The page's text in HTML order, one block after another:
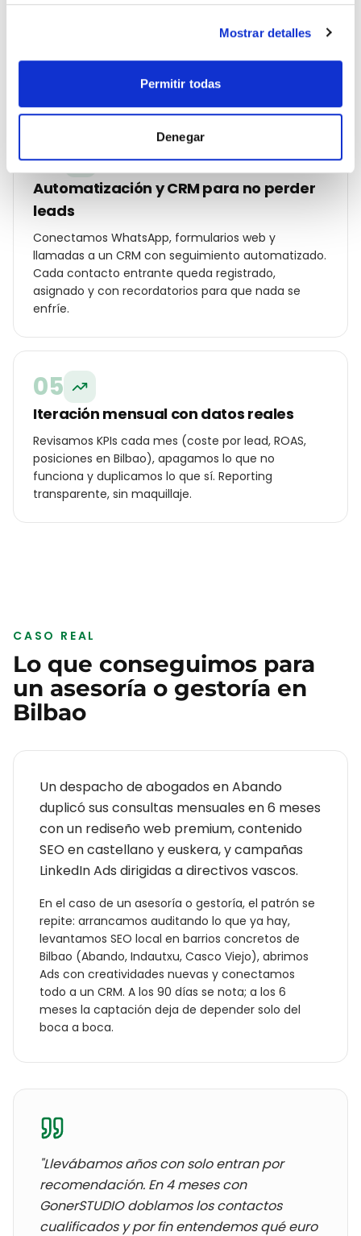
Mostrar detalles
Permitir todas
Denegar
Lanzamos Google Ads por código postal, Meta Ads
optimización on-page y ficha de Google Business
Profile con fotos, posts y reseñas reales.
04
Automatización y CRM para no perder
leads
Conectamos WhatsApp, formularios web y
llamadas a un CRM con seguimiento automatizado.
Cada contacto entrante queda registrado,
asignado y con recordatorios para que nada se
enfríe.
05
Iteración mensual con datos reales
Revisamos KPIs cada mes (coste por lead, ROAS,
posiciones en Bilbao), apagamos lo que no
funciona y duplicamos lo que sí. Reporting
transparente, sin maquillaje.
CASO REAL
Lo que conseguimos para
un asesoría o gestoría en
Bilbao
Un despacho de abogados en Abando
duplicó sus consultas mensuales en 6 meses
con un rediseño web premium, contenido
SEO en castellano y euskera, y campañas
LinkedIn Ads dirigidas a directivos vascos.
En el caso de un asesoría o gestoría, el patrón se
repite: arrancamos auditando lo que ya hay,
levantamos SEO local en barrios concretos de
Bilbao (Abando, Indautxu, Casco Viejo), abrimos
Ads con creatividades nuevas y conectamos
todo a un CRM. A los 90 días se nota; a los 6
meses la captación deja de depender solo del
boca a boca.
"Llevábamos años consolo entran por
recomendación. En 4 meses con
GonerSTUDIO doblamos los contactos
cualificados y por fin entendemos qué euro